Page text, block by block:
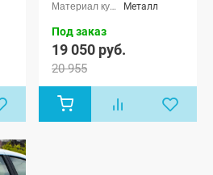
Металл
Под заказ
19 050 руб.
20 955